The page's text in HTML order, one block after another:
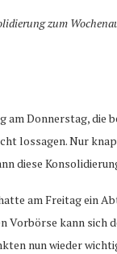
zum
Donnerstag, die
lossagen. Nur
diese
am Freitag ein
kann sich
nun wieder